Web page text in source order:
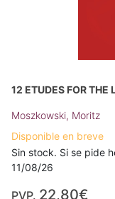
12 ETUDES FOR THE
Moszkowski, Moritz
Disponible en breve
Sin stock. Si se pide
11/08/26
PVP. 22,80€